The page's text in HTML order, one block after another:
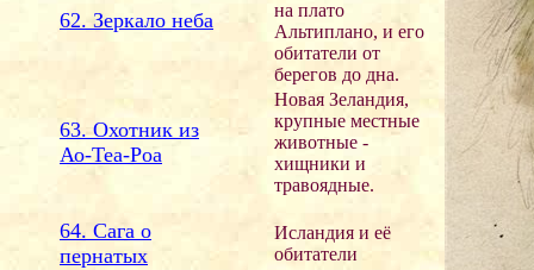
62. Зеркало неба
на плато
Альтиплано, и его
обитатели от
берегов до дна.
63. Охотник из
Ао-Теа-Роа
Новая Зеландия,
крупные местные
животные -
хищники и
травоядные.
64. Сага о
пернатых
Исландия и её
обитатели